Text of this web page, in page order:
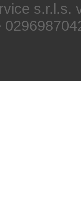
s.r.l.s.